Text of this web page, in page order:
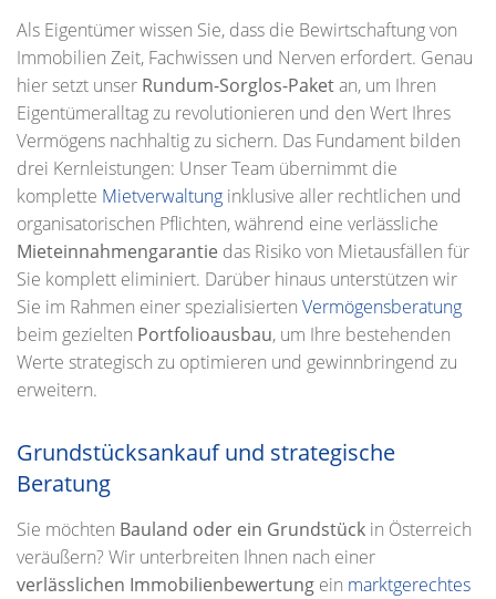
Als Eigentümer wissen Sie, dass die Bewirtschaftung von
Immobilien Zeit, Fachwissen und Nerven erfordert. Genau
hier setzt unser Rundum-Sorglos-Paketan, um Ihren
Eigentümeralltag zu revolutionieren und den Wert Ihres
Vermögens nachhaltig zu sichern. Das Fundament bilden
drei Kernleistungen: Unser Team übernimmt die
komplette Mietverwaltung inklusive aller rechtlichen und
organisatorischen Pflichten, während eine verlässliche
Mieteinnahmengarantie das Risiko von Mietausfällen für
Sie komplett eliminiert. Darüber hinaus unterstützen wir
Sie im Rahmen einer spezialisierten Vermögensberatung
beim gezielten Portfolioausbau, um Ihre bestehenden
Werte strategisch zu optimieren und gewinnbringend zu
erweitern.
Grundstücksankauf und strategische
Beratung
Sie möchten Bauland oder ein Grundstück in Österreich
veräußern? Wir unterbreiten Ihnen nach einer
verlässlichen Immobilienbewertung ein marktgerechtes